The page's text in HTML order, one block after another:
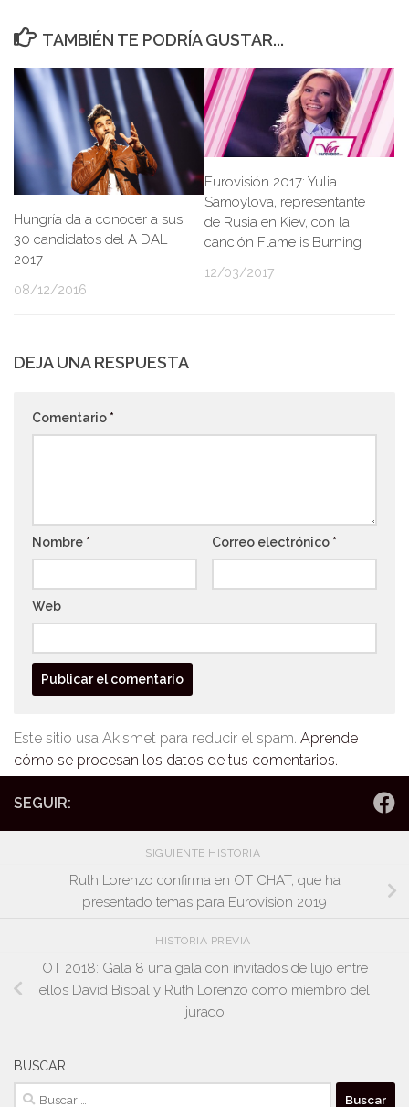
TAMBIÉN TE PODRÍA GUSTAR...
Hungría da a conocer a sus
30 candidatos del A DAL
2017
08/12/2016
Eurovisión 2017: Yulia
Samoylova, representante
de Rusia en Kiev, con la
canción Flame is Burning
12/03/2017
DEJA UNA RESPUESTA
Comentario *
Nombre * Correo electrónico *
Web
Este sitio usa Akismet para reducir el spam. Aprende
cómo se procesan los datos de tus comentarios.
SEGUIR:
SIGUIENTE HISTORIA
Ruth Lorenzo confirma en OT CHAT, que ha
presentado temas para Eurovision 2019
HISTORIA PREVIA
OT 2018: Gala 8 una gala con invitados de lujo entre
ellos David Bisbal y Ruth Lorenzo como miembro del
jurado
BUSCAR
Buscar: